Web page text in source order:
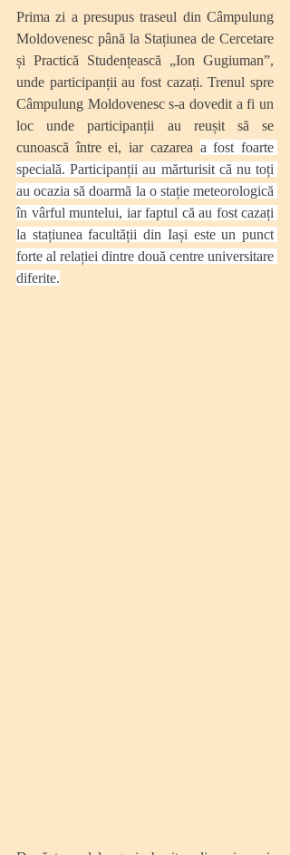
Prima zi a presupus traseul din Câmpulung
Moldovenesc până la Stațiunea de Cercetare
și Practică Studențească „Ion Gugiuman”,
unde participanții au fost cazați. Trenul spre
Câmpulung Moldovenesc s-a dovedit a fi un
loc unde participanții au reușit să se
cunoască între ei, iar cazarea a fost foarte
specială. Participanții au mărturisit că nu toți
au ocazia să doarmă la o stație meteorologică
în vârful muntelui, iar faptul că au fost cazați
la stațiunea facultății din Iași este un punct
forte al relației dintre două centre universitare
diferite.